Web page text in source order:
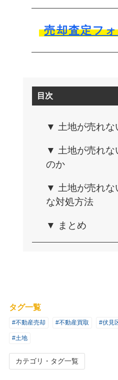
売却査定フ
目次
▼ 土地が売れな
▼ 土地が売れな
のか
▼ 土地が売れな
な対処方法
▼ まとめ
タグ一覧
#不動産売却 #不動産買取 #伏見
#土地
カテゴリ・タグ一覧